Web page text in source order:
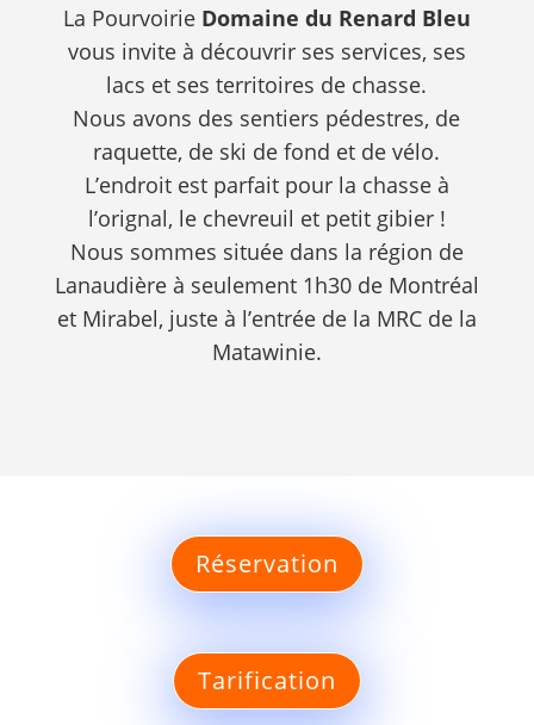
La Pourvoirie Domaine du Renard Bleu
vous invite à découvrir ses services, ses
lacs et ses territoires de chasse.
Nous avons des sentiers pédestres, de
raquette, de ski de fond et de vélo.
L’endroit est parfait pour la chasse à
l’orignal, le chevreuil et petit gibier !
Nous sommes située dans la région de
Lanaudière à seulement 1h30 de Montréal
et Mirabel, juste à l’entrée de la MRC de la
Matawinie.
Réservation
Tarification